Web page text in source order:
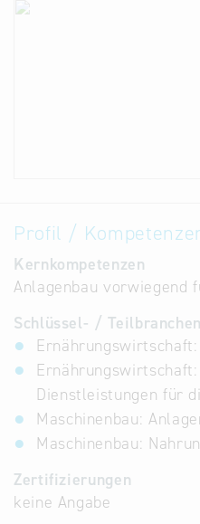
Profil /
Kernkompetenzen
Anlagenbau vorwiegend
Schlüssel- / Teilbranchen
Ernährungswirtschaft:
Dienstleistungen für
Maschinenbau:
Maschinenbau:
Zertifizierungen
keine Angabe